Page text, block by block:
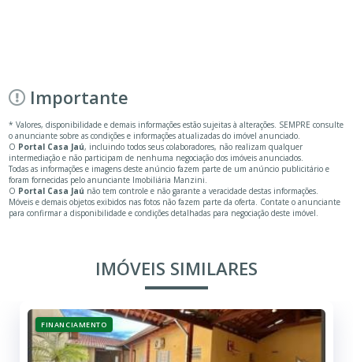
Importante
* Valores, disponibilidade e demais informações estão sujeitas à alterações. SEMPRE consulte
o anunciante sobre as condições e informações atualizadas do imóvel anunciado.
O Portal Casa Jaú, incluindo todos seus colaboradores, não realizam qualquer
intermediação e não participam de nenhuma negociação dos imóveis anunciados.
Todas as informações e imagens deste anúncio fazem parte de um anúncio publicitário e
foram fornecidas pelo anunciante Imobiliária Manzini.
O Portal Casa Jaú não tem controle e não garante a veracidade destas informações.
Móveis e demais objetos exibidos nas fotos não fazem parte da oferta. Contate o anunciante
para confirmar a disponibilidade e condições detalhadas para negociação deste imóvel.
IMÓVEIS SIMILARES
FINANCIAMENTO